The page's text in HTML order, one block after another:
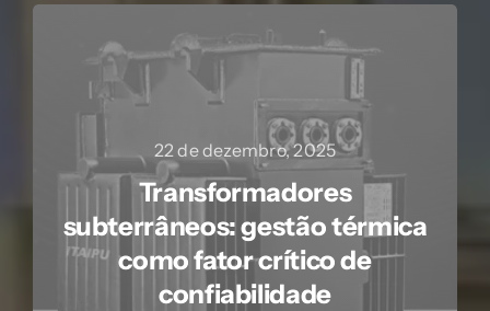
22 de dezembro, 2025
Transformadores
subterrâneos: gestão térmica
como fator crítico de
confiabilidade